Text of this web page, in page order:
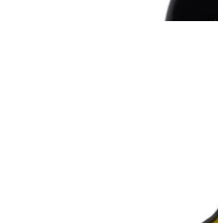
2023 ベリー・ブラザ
ガヴィ、ロベルト・サ
¥4,730 (税込) -